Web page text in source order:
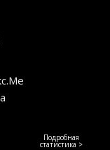
Подробная
статистика >